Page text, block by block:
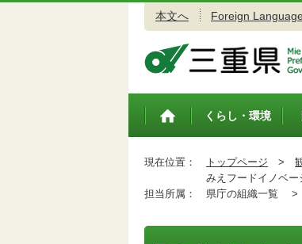
本文へ Foreign
トップペ
くらし・環境
現在位置： トップページ >
みえフードイノベー
担当所属：
県庁の組織一覧 >